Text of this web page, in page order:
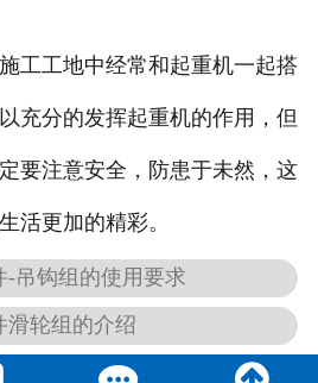
工工地中经常和起重机一起搭
充分的发挥起重机的作用，但
要注意安全，防患于未然，这
活更加的精彩。
-吊钩组的使用要求
滑轮组的介绍